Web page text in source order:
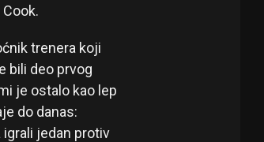
trenera koji
bili deo prvog
je ostalo kao lep
do danas:
jedan protiv